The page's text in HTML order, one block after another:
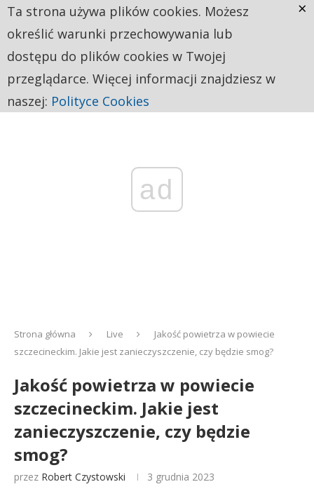
ad
Strona główna Live
Jakość powietrza w powiecie
szczecineckim. Jakie jest zanieczyszczenie, czy będzie smog?
Jakość powietrza w powiecie
szczecineckim. Jakie jest
zanieczyszczenie, czy będzie
smog?
przez Robert Czystowski 3 grudnia 2023
Ta strona używa plików cookies. Możesz
określić warunki przechowywania lub
dostępu do plików cookies w Twojej
przeglądarce. Więcej informacji znajdziesz w
naszej: Polityce Cookies
×